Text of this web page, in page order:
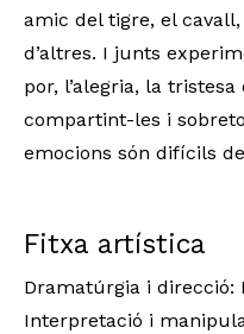
amic del tigre, el
d’altres. I junts
por, l’alegria, la
compartint-les i
emocions són difícils
Fitxa artística
Dramatúrgia i direcció:
Interpretació i